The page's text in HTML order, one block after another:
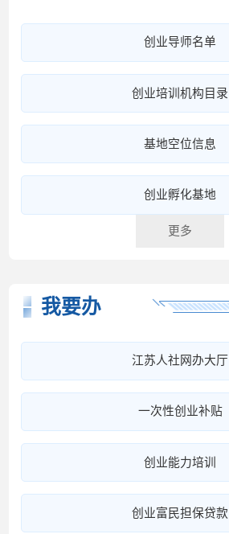
创业导师名单
创业培训机构目录
基地空位信息
创业孵化基地
更多
我要办
江苏人社网办大厅
一次性创业补贴
创业能力培训
创业富民担保贷款